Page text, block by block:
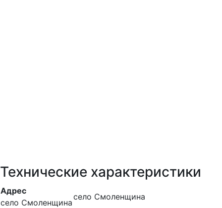
Технические характеристики
Адрес
село Смоленщина
село Смоленщина